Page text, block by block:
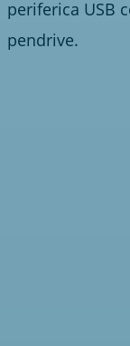
periferica USB
pendrive.